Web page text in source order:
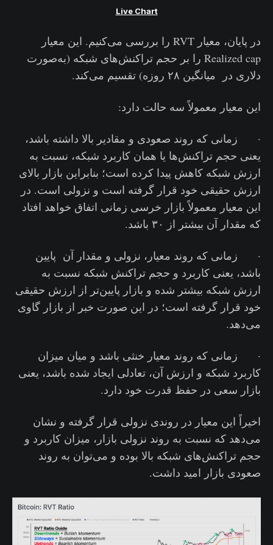
Live Chart
در پایان، معیار RVT را بررسی می‌کنیم. این معیار
Realized cap را بر حجم تراکنش‌های شبکه (به‌صورت
دلاری در میانگین ۲۸ روزه) تقسیم می‌کند.
این معیار معمولاً سه حالت دارد:
· زمانی که روند صعودی و مقادیر بالا داشته باشد،
یعنی حجم تراکنش‌ها یا همان کاربرد شبکه، نسبت به
ارزش شبکه کاهش پیدا کرده است‌؛ بنابراین بازار بالای
ارزش حقیقی خود قرار گرفته است و نزولی است. در
این معیار معمولاً بازار خرسی زمانی اتفاق خواهد افتاد
که مقدار آن بیشتر از ۳۰ باشد.
· زمانی که روند معیار، نزولی و مقدار آن پایین
باشد، یعنی کاربرد و حجم تراکنش شبکه نسبت به
ارزش شبکه بیشتر شده و بازار پایین‌تر از ارزش حقیقی
خود قرار گرفته است؛ در این صورت خبر از بازار گاوی
می‌دهد.
· زمانی که روند معیار خنثی باشد و میان میزان
کاربرد شبکه و ارزش آن، تعادلی ایجاد شده باشد، یعنی
بازار سعی در حفظ قدرت خود دارد‌.
اخیراً این معیار در روندی نزولی قرار گرفته و نشان
می‌دهد که نسبت به روند نزولی بازار، میزان کاربرد و
حجم تراکنش‌های شبکه بالا بوده و می‌توان به روند
صعودی بازار امید داشت.